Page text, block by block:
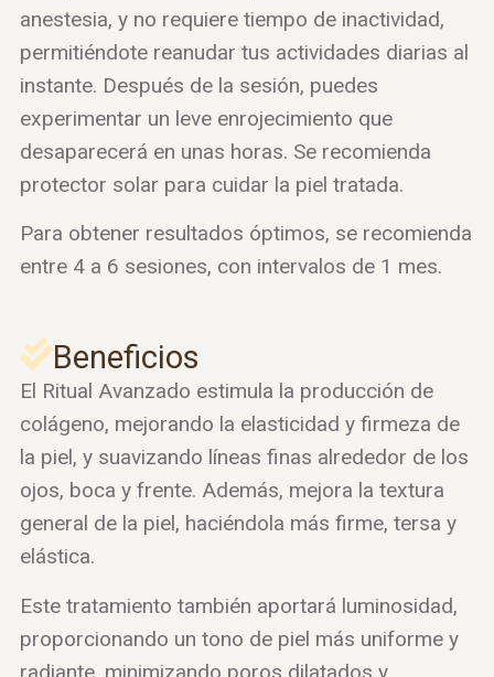
anestesia, y no requiere tiempo de inactividad,
permitiéndote reanudar tus actividades diarias al
instante. Después de la sesión, puedes
experimentar un leve enrojecimiento que
desaparecerá en unas horas. Se recomienda
protector solar para cuidar la piel tratada.
Para obtener resultados óptimos, se recomienda
entre 4 a 6 sesiones, con intervalos de 1 mes.
Beneficios
El Ritual Avanzado estimula la producción de
colágeno, mejorando la elasticidad y firmeza de
la piel, y suavizando líneas finas alrededor de los
ojos, boca y frente. Además, mejora la textura
general de la piel, haciéndola más firme, tersa y
elástica.
Este tratamiento también aportará luminosidad,
proporcionando un tono de piel más uniforme y
radiante, minimizando poros dilatados y